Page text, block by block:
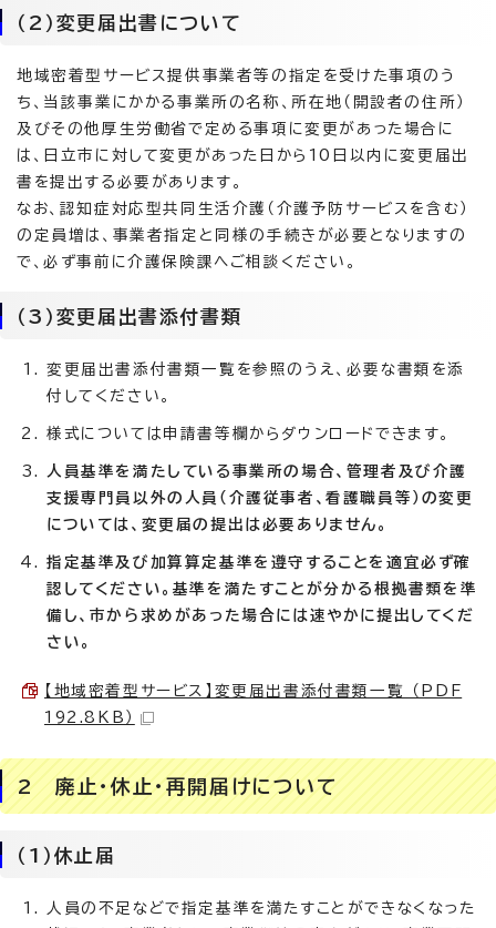
（2）変更届出書について
地域密着型サービス提供事業者等の指定を受けた事項のう
ち、当該事業にかかる事業所の名称、所在地（開設者の住所）
及びその他厚生労働省で定める事項に変更があった場合に
は、日立市に対して変更があった日から10日以内に変更届出
書を提出する必要があります。
なお、認知症対応型共同生活介護（介護予防サービスを含む）
の定員増は、事業者指定と同様の手続きが必要となりますの
で、必ず事前に介護保険課へご相談ください。
（3）変更届出書添付書類
変更届出書添付書類一覧を参照のうえ、必要な書類を添
付してください。
様式については申請書等欄からダウンロードできます。
人員基準を満たしている事業所の場合、管理者及び介護
支援専門員以外の人員（介護従事者、看護職員等）の変更
については、変更届の提出は必要ありません。
指定基準及び加算算定基準を遵守することを適宜必ず確
認してください。基準を満たすことが分かる根拠書類を準
備し、市から求めがあった場合には速やかに提出してくだ
さい。
【地域密着型サービス】変更届出書添付書類一覧 （PDF
192.8KB）
2 廃止・休止・再開届けについて
（1）休止届
人員の不足などで指定基準を満たすことができなくなった